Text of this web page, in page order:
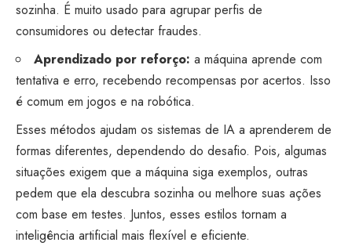
sozinha. É muito usado para agrupar perfis de
consumidores ou detectar fraudes.
Aprendizado por reforço: a máquina aprende com
tentativa e erro, recebendo recompensas por acertos. Isso
é comum em jogos e na robótica.
Esses métodos ajudam os sistemas de IA a aprenderem de
formas diferentes, dependendo do desafio. Pois, algumas
situações exigem que a máquina siga exemplos, outras
pedem que ela descubra sozinha ou melhore suas ações
com base em testes. Juntos, esses estilos tornam a
inteligência artificial mais flexível e eficiente.